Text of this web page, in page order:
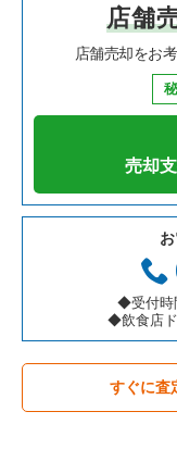
焼肉の居抜き売却
鉄板焼き・お好み
カフェの居抜き売却
テイクアウトの居抜
お弁当・惣菜・デ
カラオケ・パブ・
バーの居抜き売却物
居酒屋・ダイニン
大阪府の飲食店の居
兵庫県の飲食店の
愛知県の飲食店の
岐阜県の飲食店の居
三重県の飲食店の
京都市上京区の飲
京都市東山区の飲
京都市西京区の飲
京都市伏見区の飲食
京都市北区の飲食
京都市山科区の飲
京都市南区の飲食店
宇治市の飲食店の
京都府の中華の居抜
京都府の寿司の居
京都府の鉄板焼き
京都府のアジア料理
京都府のカフェの
京都府のテイクア
京都府のお弁当・惣
京都府のカラオケ
覧
京都市中京区のイ
京都市中京区の中
京都市中京区の鉄
京都市中京区のテ
京都市中京区のカ
案件一覧
京都市中京区のバ
店舗
店舗売却をお
売却
◆受付時
◆飲食店
すぐに査